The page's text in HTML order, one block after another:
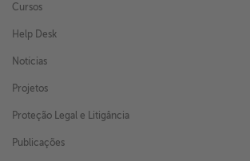
Cursos
Help Desk
Notícias
Projetos
Proteção Legal e Litigância
Publicações